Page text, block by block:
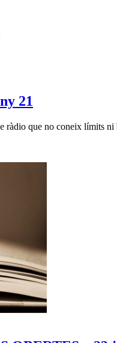
21
ràdio que no coneix límits